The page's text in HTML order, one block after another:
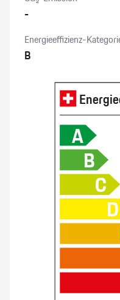
Porsche Torque
Dekoreinlagen Carbon
Heckklappe
Zwei Zonen-
Lenksäule elektrisch
Seitenairbags vorne
Park-Distanz-Sensor
-
Energieeffizienz-
B
A
B
C
D